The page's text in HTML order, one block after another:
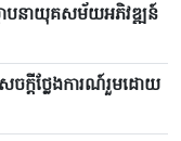
ាបនាយុគសម័យអភិវឌ្ឍន៍
ក្តីថ្លែងការណ៍រួមដោយ